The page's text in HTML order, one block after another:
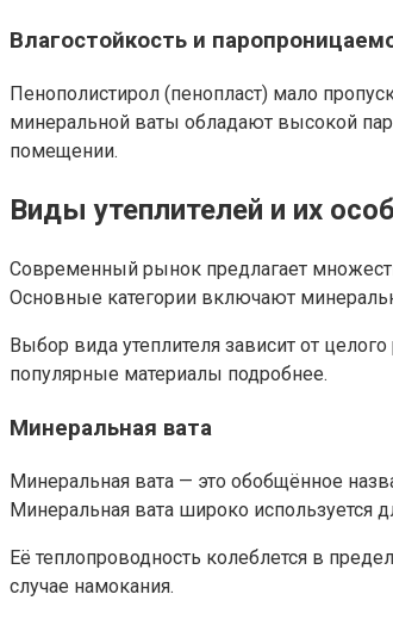
Влагостойкость и
Пенополистирол (пенопласт) мало
минеральной ваты обладают высокой
помещении.
Виды утеплителей и их
Современный рынок предлагает
Основные категории включают
Выбор вида утеплителя зависит от
популярные материалы подробнее.
Минеральная вата
Минеральная вата — это обобщённое
Минеральная вата широко используется
Её теплопроводность колеблется в
случае намокания.